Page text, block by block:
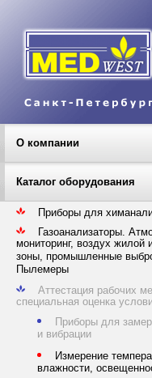
О компании
Каталог оборудования
Приборы для
Газоанализаторы.
мониторинг, воздух жилой
зоны, промышленные
Пылемеры
Аттестация рабочих
специальная оценка
Приборы для
и вибрации
Измерение
влажности,